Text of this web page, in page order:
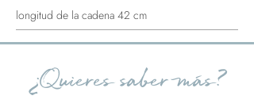
longitud de la cadena 42 cm
¿Quieres saber más?